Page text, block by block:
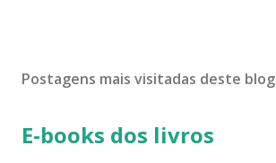
Postagens mais visitadas deste blog
E-books dos livros